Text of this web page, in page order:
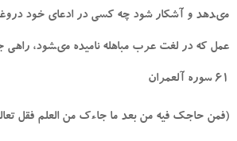
مى‏دهد و آشكار شود چه كسى در ادعاى خود
عمل كه در لغت عرب مباهله ناميده مى‏شود، راهى
61 سوره آل‏عمران
(فمن حاجك فيه من بعد ما جاءك من العلم فقل تعالوا